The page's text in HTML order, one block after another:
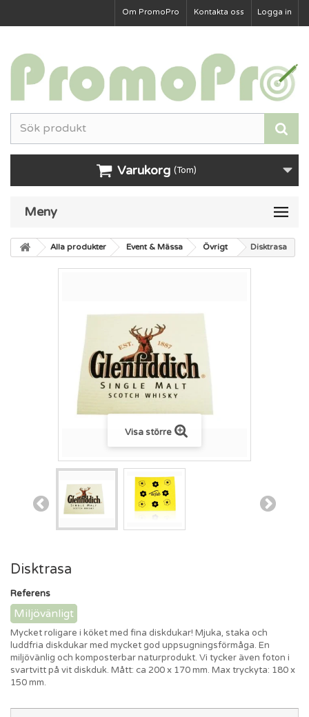
Logga in
Kontakta oss
Om PromoPro
Varukorg (Tom)
Meny
Alla produkter Event & Mässa Övrigt Disktrasa
Visa större
Disktrasa
Referens
Miljövänligt
Mycket roligare i köket med fina diskdukar! Mjuka, staka och
luddfria diskdukar med mycket god uppsugningsförmåga. En
miljövänlig och komposterbar naturprodukt. Vi tycker även foton i
svartvitt på vit diskduk. Mått: ca 200 x 170 mm. Max tryckyta: 180 x
150 mm.